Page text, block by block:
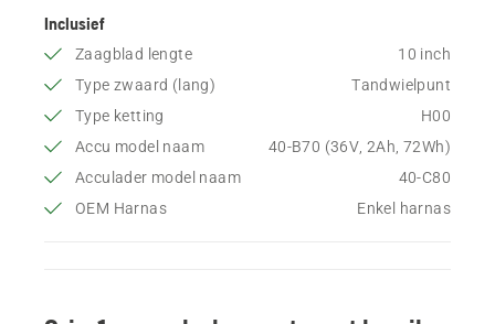
Inclusief
Zaagblad lengte
10 inch
Type zwaard (lang)
Tandwielpunt
Type ketting
H00
Accu model naam
40-B70 (36V, 2Ah, 72Wh)
Acculader model naam
40-C80
OEM Harnas
Enkel harnas